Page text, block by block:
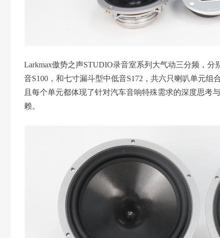
Larkmax傲势之声STUDIO录音室系列大气动三分频，
音S100，和七寸漏斗型中低音S172，共六只喇叭单元
且每个单元都体现了针对汽车音响特殊需求的深度思考
赖。